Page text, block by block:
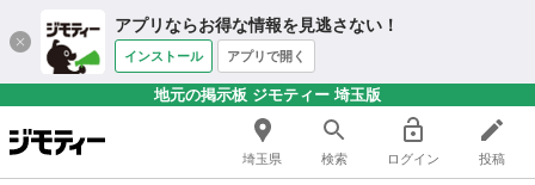
アプリならお得な情報を見逃さない！
インストール アプリで開く
地元の掲示板 ジモティー 埼玉版
埼玉県 検索 ログイン 投稿